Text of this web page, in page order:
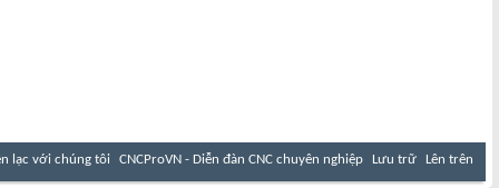
lạc với chúng tôi CNCProVN - Diễn đàn CNC chuyên nghiệp Lưu trữ Lên trên